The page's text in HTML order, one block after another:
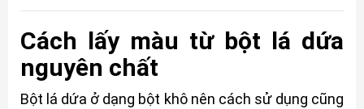
Cách lấy màu từ bột lá dứa
nguyên chất
Bột lá dứa ở dạng bột khô nên cách sử dụng cũng